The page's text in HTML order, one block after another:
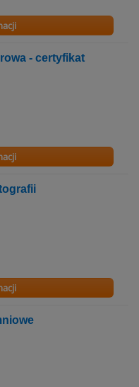
- certyfikat